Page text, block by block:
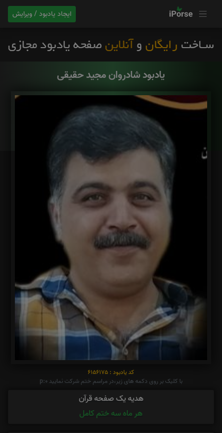
ایجاد یادبود / ویرایش
یادبود شادروان مجید حقیقی
کد یادبود : 6156175
با کلیک بر روی دکمه های زیر،در مراسم ختم شرکت نمایید p:0
هدیه یک صفحه قرآن
هر ماه سه ختم کامل